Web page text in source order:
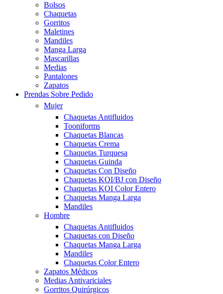
Bolsos
Chaquetas
Gorritos
Maletines
Mandiles
Manga Larga
Mascarillas
Medias
Pantalones
Zapatos
Prendas Sobre Pedido
Mujer
Chaquetas Antifluidos
Tooniforms
Chaquetas Blancas
Chaquetas Crema
Chaquetas Turquesa
Chaquetas Guinda
Chaquetas Con Diseño
Chaquetas KOI/BJ con Diseño
Chaquetas KOI Color Entero
Chaquetas Manga Larga
Mandiles
Hombre
Chaquetas Antifluidos
Chaquetas con Diseño
Chaquetas Manga Larga
Mandiles
Chaquetas Color Entero
Zapatos Médicos
Medias Antivariciales
Gorritos Quirúrgicos